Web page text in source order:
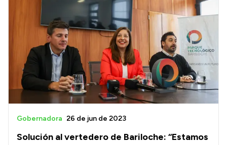
Solución al vertedero de Bariloche: “Estamos
Gobernadora 26 de jun de 2023